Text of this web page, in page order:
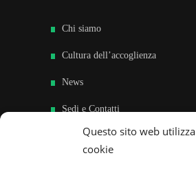
Questo sito web utilizza
cookie
Chi siamo
Cultura dell’accoglienza
News
Sedi e Contatti
Sostieni